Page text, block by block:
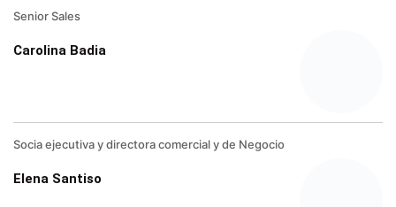
Senior Sales
Carolina Badia
Socia ejecutiva y directora comercial y de Negocio
Elena Santiso